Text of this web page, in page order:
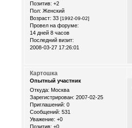
Позитив: +2
Пол: Женский
Возраст: 33 [1992-09-02]
Провел на форуме:
14 дней 8 часов
Последний визит:
2008-03-27 17:26:01
Картошка
Опытный участник
Откуда: Москва
Зарегистрирован: 2007-02-25
Приглашений: 0
Сообщений: 531
Уважение: +0
Позитив: +0